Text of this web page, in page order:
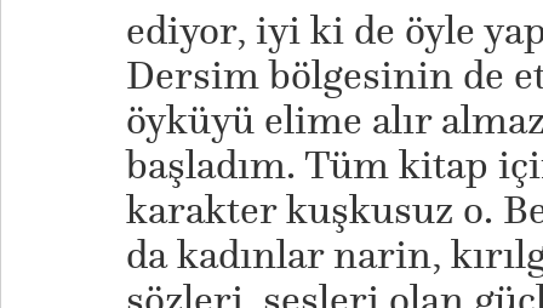
ediyor, iyi ki de öyle
Dersim bölgesinin de
öyküyü elime alır
başladım. Tüm kitap
karakter kuşkusuz o.
da kadınlar narin,